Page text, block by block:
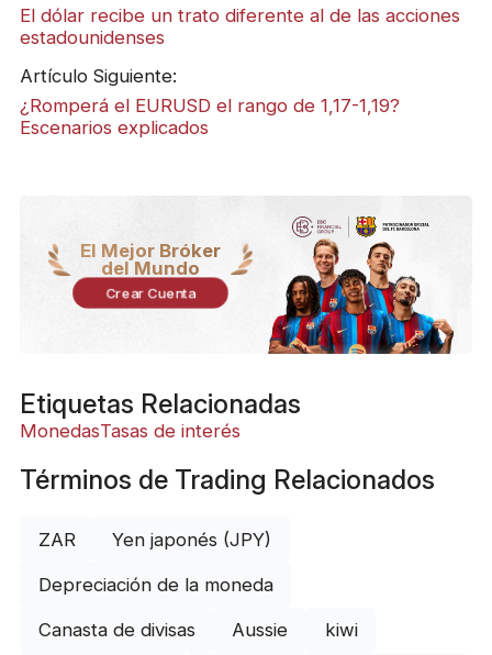
El dólar recibe un trato diferente al de las acciones
estadounidenses
Artículo Siguiente:
¿Romperá el EURUSD el rango de 1,17-1,19?
Escenarios explicados
El Mejor Bróker
del Mundo
Crear Cuenta
Etiquetas Relacionadas
MonedasTasas de interés
Términos de Trading Relacionados
ZAR Yen japonés (JPY)
Depreciación de la moneda
Canasta de divisas Aussie kiwi